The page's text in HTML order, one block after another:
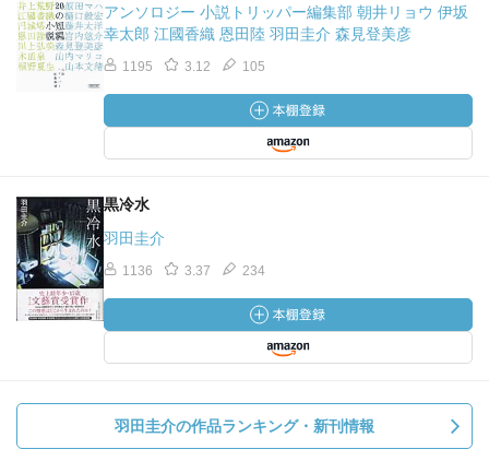
アンソロジー 小説トリッパー編集部 朝井リョウ 伊坂
幸太郎 江國香織 恩田陸 羽田圭介 森見登美彦
1195 3.12 105
黒冷水
羽田圭介
1136 3.37 234
羽田圭介の作品ランキング・新刊情報